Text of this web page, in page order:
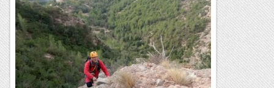
Dimecres 6 de desembre de 2023 (26 anys de
maifemcim)Hora de sortida: Set del matí. Ubicació:
Comarca de l’Alt Empordà. Temps aproximat: 4 h (10,2
km) ...
Maifemcim.cat